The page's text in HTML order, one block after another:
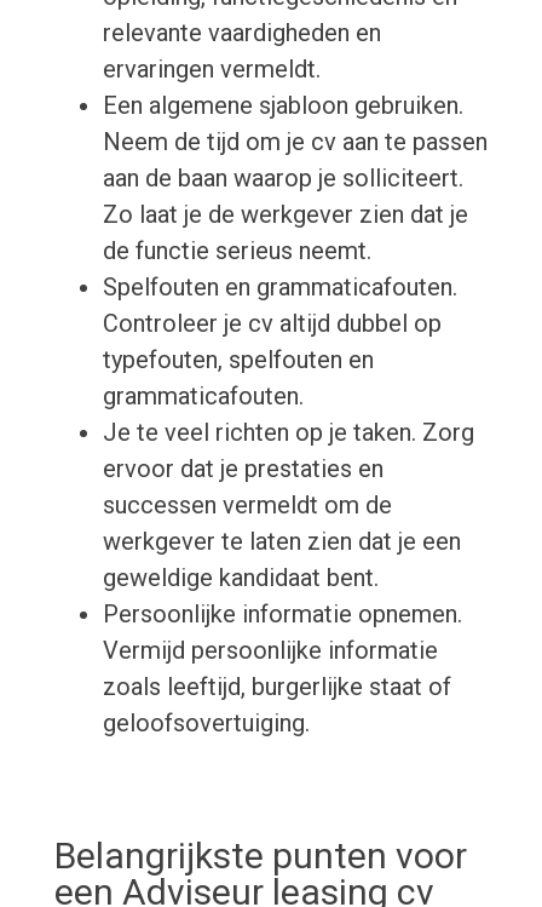
relevante vaardigheden en
ervaringen vermeldt.
Een algemene sjabloon gebruiken.
Neem de tijd om je cv aan te passen
aan de baan waarop je solliciteert.
Zo laat je de werkgever zien dat je
de functie serieus neemt.
Spelfouten en grammaticafouten.
Controleer je cv altijd dubbel op
typefouten, spelfouten en
grammaticafouten.
Je te veel richten op je taken. Zorg
ervoor dat je prestaties en
successen vermeldt om de
werkgever te laten zien dat je een
geweldige kandidaat bent.
Persoonlijke informatie opnemen.
Vermijd persoonlijke informatie
zoals leeftijd, burgerlijke staat of
geloofsovertuiging.
Belangrijkste punten voor
een Adviseur leasing cv